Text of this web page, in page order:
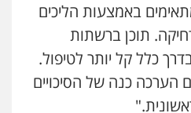
באמצעות הליכים
תוכן ברשתות
כלל קל יותר לטיפול.
הערכה כנה של הסיכויים